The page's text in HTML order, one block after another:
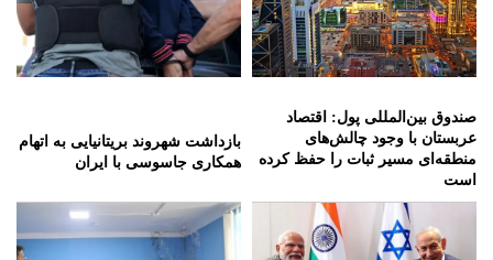
صندوق بین‌المللی پول: اقتصاد
عربستان با وجود چالش‌های
منطقه‌ای مسیر ثبات را حفظ کرده
است
بازداشت شهروند بریتانیایی به اتهام
همکاری جاسوسی با ایران